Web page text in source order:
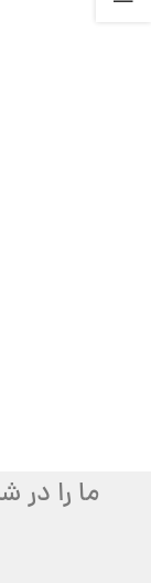
ما را در